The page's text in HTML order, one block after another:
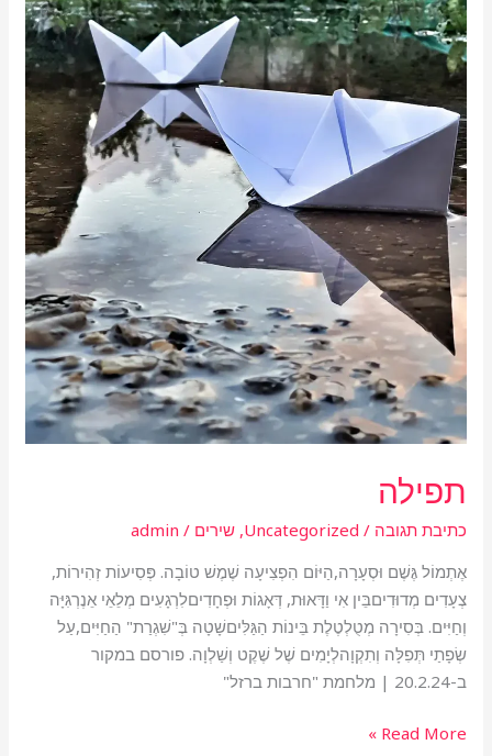
תפילה
כתיבת תגובה /
Uncategorized
,שירים /
admin
אֶתְמוֹל גֶּשֶׁם וּסְעָרָה,הַיּוֹם הִפְצִיעָה שֶׁמֶשׁ טוֹבָה. פְּסִיעוֹת זְהִירוֹת,
צְעָדִים מְדוּדִיםבֵּין אִי וַדָּאוּת, דְּאָגוֹת וּפְחָדִיםלִרְגָעִים מְלֵאֵי אֵנֶרְגִּיָּה
וְחַיִּים. בְּסִירָה מְטֻלְטֶלֶת בֵּינוֹת הַגַּלִּיםשָׁטָה בְּ"שִׁגְרַת" הַחַיִּים,עַל
שְׂפָתַי תְּפִלָּה וְתִקְוָהלְיָמִים שֶׁל שֶׁקֶט וְשַׁלְוָה. פורסם במקור
ב-20.2.24 | מלחמת "חרבות ברזל"
Read More »